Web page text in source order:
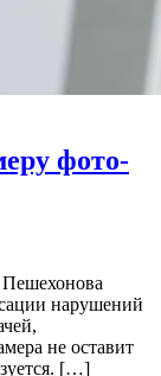
фото-
нарушений
не оставит
[…]